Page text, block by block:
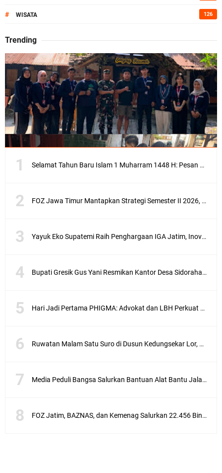
# WISATA 126
Trending
Selamat Tahun Baru Islam 1 Muharram 1448 H: Pesan Hijrah Drs. H. Husnul Aqib, M.M. untuk Negeri
FOZ Jawa Timur Mantapkan Strategi Semester II 2026, Fokus pada Penguatan SDM Amil dan Kolaborasi BerdampakNarasi
Yayuk Eko Supatemi Raih Penghargaan IGA Jatim, Inovasi Wayang Kulit untuk Anak Berkebutuhan Khusus
Bupati Gresik Gus Yani Resmikan Kantor Desa Sidoraharjo: Simbol Komitmen Pelayanan Publik dan Kepedulian Sosial
Hari Jadi Pertama PHIGMA: Advokat dan LBH Perkuat Soliditas di Jakarta
Ruwatan Malam Satu Suro di Dusun Kedungsekar Lor, Tradisi Luhur yang Terus Istiqomah
Media Peduli Bangsa Salurkan Bantuan Alat Bantu Jalan untuk Lansia
FOZ Jatim, BAZNAS, dan Kemenag Salurkan 22.456 Bingkisan Lebaran Yatim Serentak di Berbagai Daerah di Jawa Timur